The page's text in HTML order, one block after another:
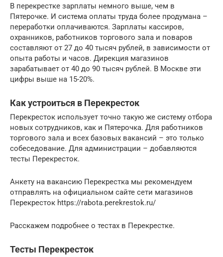
В перекрестке зарплаты немного выше, чем в
Пятерочке. И система оплаты труда более продумана –
переработки оплачиваются. Зарплаты кассиров,
охранников, работников торгового зала и поваров
составляют от 27 до 40 тысяч рублей, в зависимости от
опыта работы и часов. Дирекция магазинов
зарабатывает от 40 до 90 тысяч рублей. В Москве эти
цифры выше на 15-20%.
Как устроиться в Перекресток
Перекресток использует точно такую же систему отбора
новых сотрудников, как и Пятерочка. Для работников
торгового зала и всех базовых вакансий – это только
собеседование. Для администрации – добавляются
тесты Перекресток.
Анкету на вакансию Перекрестка мы рекомендуем
отправлять на официальном сайте сети магазинов
Перекресток https://rabota.perekrestok.ru/
Расскажем подробнее о тестах в Перекрестке.
Тесты Перекресток